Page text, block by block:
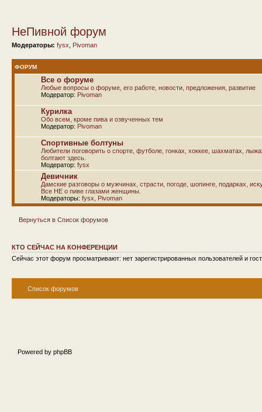
НеПивной форум
Модераторы: fysx Pivoman
ФОРУМ
Все о форуме
Любые вопросы о форуме, его работе, новости, предложения, развитие
Модератор: Pivoman
Курилка
Обо всем, кроме пива и озвученных тем
Модератор: Pivoman
Спортивные болтуны
Любители поговорить о спорте, футболе, гонках, хоккее, шахматах,
болтают здесь.
Модератор: fysx
Девичник
Дамские разговоры о мужчинах, страсти, погоде, шопинге, подарках,
Все НЕ о пиве глазами женщины.
Модераторы: fysx Pivoman
Вернуться в Список форумов
КТО СЕЙЧАС НА КОНФЕРЕНЦИИ
Сейчас этот форум просматривают: нет зарегистрированных пользователей и
Список форумов
Powered by phpBB